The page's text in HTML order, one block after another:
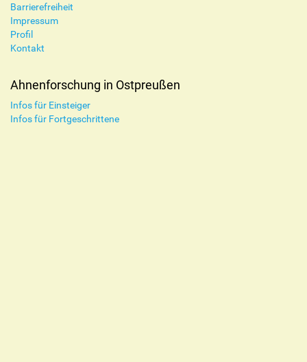
Barrierefreiheit
Impressum
Profil
Kontakt
Ahnenforschung in Ostpreußen
Infos für Einsteiger
Infos für Fortgeschrittene